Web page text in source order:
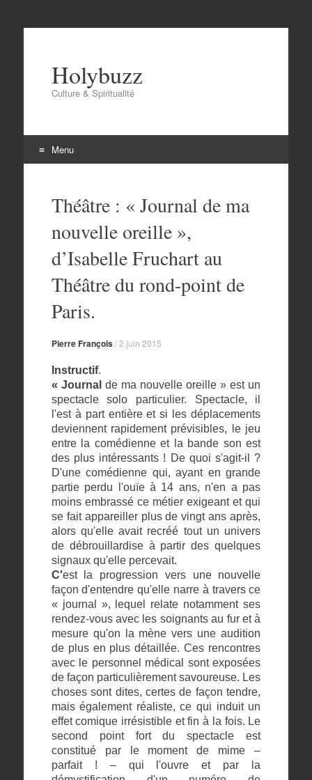
Holybuzz
Culture & Spiritualité
Menu
contenuThéâtre : « Journal de ma
nouvelle oreille »,
d’Isabelle Fruchart au
Théâtre du rond-point de
Paris.
Pierre François/2 juin 2015
Instructif.
« Journal de ma nouvelle oreille » est un
spectacle solo particulier. Spectacle, il
l'est à part entière et si les déplacements
deviennent rapidement prévisibles, le jeu
entre la comédienne et la bande son est
des plus intéressants ! De quoi s'agit-il ?
D'une comédienne qui, ayant en grande
partie perdu l'ouïe à 14 ans, n'en a pas
moins embrassé ce métier exigeant et qui
se fait appareiller plus de vingt ans après,
alors qu'elle avait recréé tout un univers
de débrouillardise à partir des quelques
signaux qu'elle percevait.
C'est la progression vers une nouvelle
façon d'entendre qu'elle narre à travers ce
« journal », lequel relate notamment ses
rendez-vous avec les soignants au fur et à
mesure qu'on la mène vers une audition
de plus en plus détaillée. Ces rencontres
avec le personnel médical sont exposées
de façon particulièrement savoureuse. Les
choses sont dites, certes de façon tendre,
mais également réaliste, ce qui induit un
effet comique irrésistible et fin à la fois. Le
second point fort du spectacle est
constitué par le moment de mime –
parfait ! – qui l'ouvre et par la